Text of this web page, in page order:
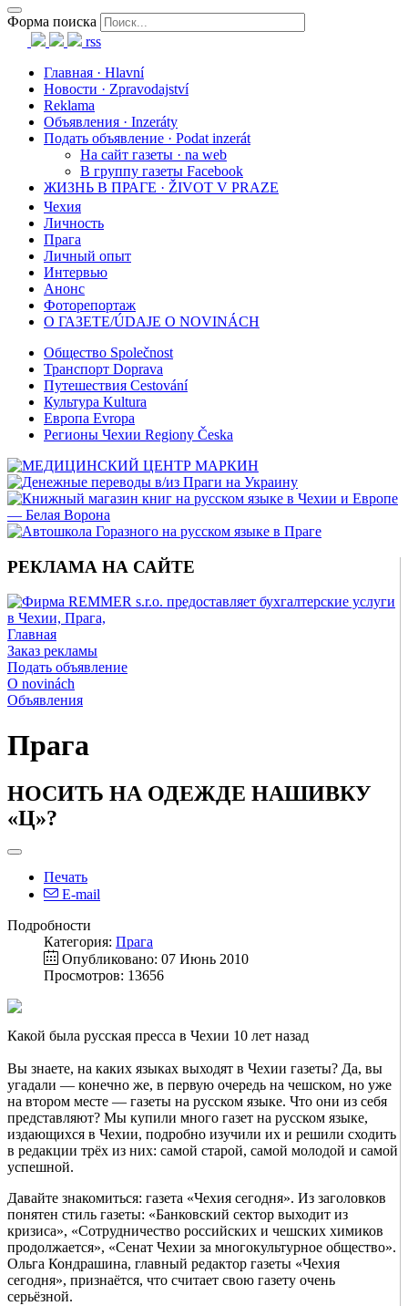
Форма поиска
rss
Главная · Hlavní
Новости · Zpravodajství
Reklama
Объявления · Inzeráty
Подать объявление · Podat inzerát
На сайт газеты · na web
В группу газеты Facebook
ЖИЗНЬ В ПРАГЕ · ŽIVOT V PRAZE
Чехия
Личность
Прага
Личный опыт
Интервью
Анонс
Фоторепортаж
О ГАЗЕТЕ/ÚDAJE O NOVINÁCH
Общество Společnost
Транспорт Doprava
Путешествия Cestování
Культура Kultura
Европа Evropa
Регионы Чехии Regiony Česka
РЕКЛАМА НА САЙТЕ
Главная
Заказ рекламы
Подать объявление
O novinách
Объявления
Прага
НОСИТЬ НА ОДЕЖДЕ НАШИВКУ
«Ц»?
Печать
E-mail
Подробности
Категория: Прага
Опубликовано: 07 Июнь 2010
Просмотров: 13656
Какой была русская пресса в Чехии 10 лет назад
Вы знаете, на каких языках выходят в Чехии газеты? Да, вы
угадали — конечно же, в первую очередь на чешском, но уже
на втором месте — газеты на русском языке. Что они из себя
представляют? Мы купили много газет на русском языке,
издающихся в Чехии, подробно изучили их и решили сходить
в редакции трёх из них: самой старой, самой молодой и самой
успешной.
Давайте знакомиться: газета «Чехия сегодня». Из заголовков
понятен стиль газеты: «Банковский сектор выходит из
кризиса», «Сотрудничество российских и чешских химиков
продолжается», «Сенат Чехии за многокультурное общество».
Ольга Кондрашина, главный редактор газеты «Чехия
сегодня», признаётся, что считает свою газету очень
серьёзной.